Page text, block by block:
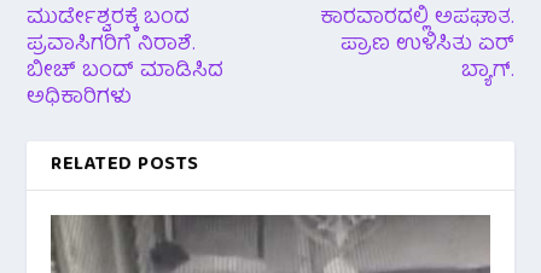
ಮುರ್ಡೇಶ್ವರಕ್ಕೆ ಬಂದ
ಪ್ರವಾಸಿಗರಿಗೆ ನಿರಾಶೆ.
ಬೀಚ್ ಬಂದ್ ಮಾಡಿಸಿದ
ಅಧಿಕಾರಿಗಳು
ಕಾರವಾರದಲ್ಲಿ ಅಪಘಾತ.
ಪ್ರಾಣ ಉಳಿಸಿತು ಏರ್
ಬ್ಯಾಗ್.
RELATED POSTS